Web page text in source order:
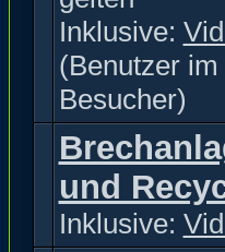
Inklusive:
(Benutzer
Besucher)
und
Inklusive: